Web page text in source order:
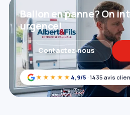
★★★★★ 4,9/5 · 1435 avis
Ballon en panne? On
urgence!
Contactez‑nous